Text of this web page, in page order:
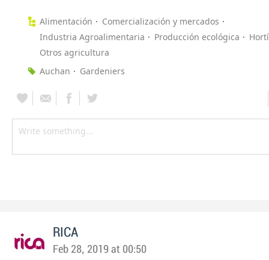
Alimentación
Comercialización y mercados
Industria Agroalimentaria
Producción ecológica
Otros agricultura
Auchan
Gardeniers
RICA
Feb 28, 2019 at 00:50